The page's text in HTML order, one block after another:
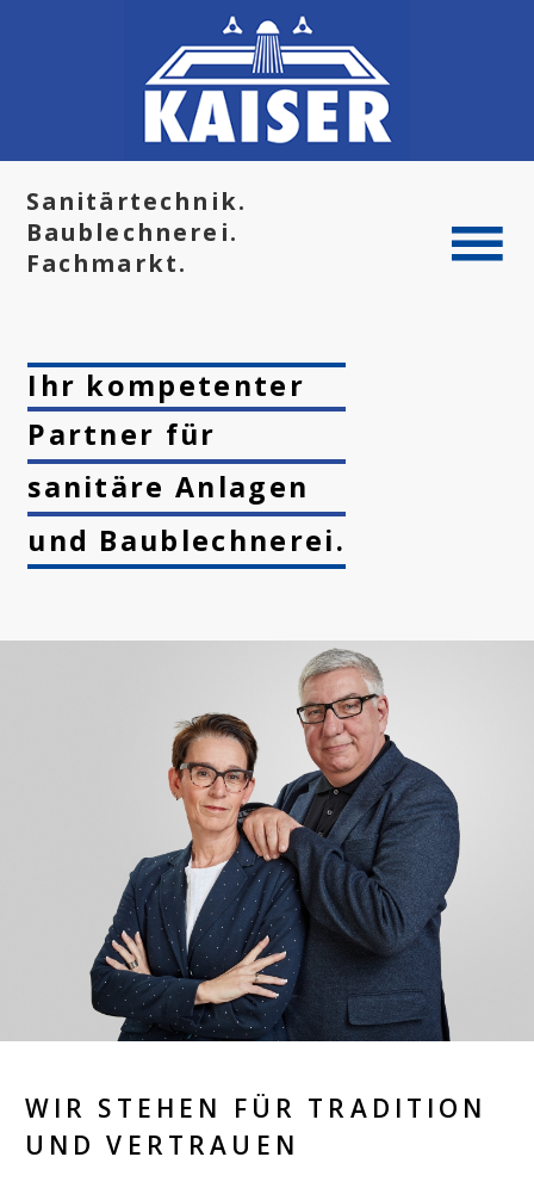
Sanitärtechnik.
Baublechnerei.
Fachmarkt.
STARTSEITE
HISTORIE
LEISTUNGEN
KONTAKT
Ihr kompetenter
Partner für
sanitäre Anlagen
und Baublechnerei.
WIR STEHEN FÜR TRADITION
UND VERTRAUEN